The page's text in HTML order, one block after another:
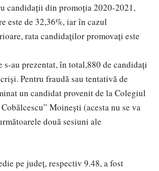
candidaţii din promoția 2020-2021,
este de 32,36%, iar în cazul
rata candidaților promovați este
s-au prezentat, în total,880 de candidaţi
Pentru fraudă sau tentativă de
un candidat provenit de la Colegiul
Moineşti (acesta nu se va
două sesiuni ale
pe judeţ, respectiv 9.48, a fost